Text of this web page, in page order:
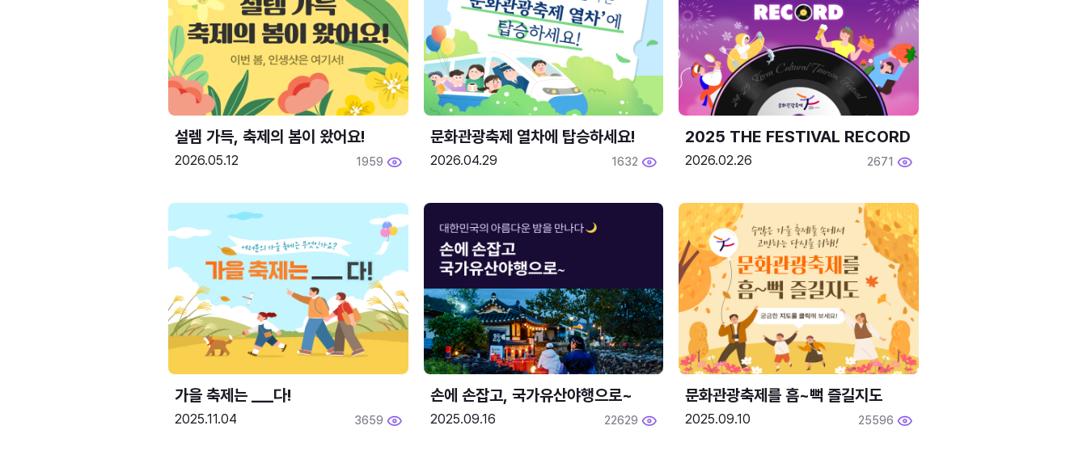
설렘 가득, 축제의 봄이 왔어요!
2026.05.12 1959
문화관광축제 열차에 탑승하세요!
2026.04.29 1632
2025 THE FESTIVAL RECORD
2026.02.26 2671
2025.11.04 3659
손에 손잡고, 국가유산야행으로~
2025.09.16 22629
문화관광축제를 흠~뻑 즐길지도
2025.09.10 25596